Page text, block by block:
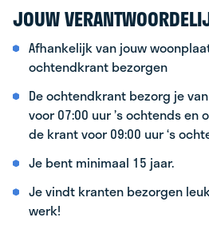
JOUW
Afhankelijk van jouw
ochtendkrant bezorgen
De ochtendkrant bezorg je
voor 07:00 uur ’s ochtends
de krant voor 09:00 uur ‘s
Je bent minimaal 15 jaar.
Je vindt kranten bezorgen
werk!